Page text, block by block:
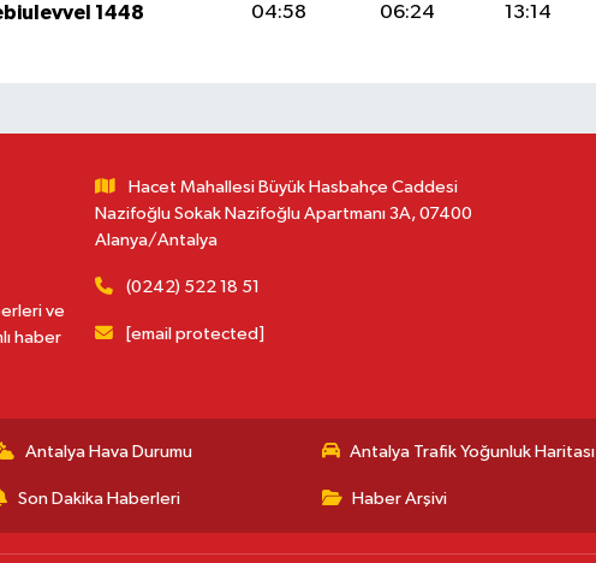
1448 04:58 06:24 13:14
ve
haber
Hacet Mahallesi Büyük Hasbahçe Caddesi
Nazifoğlu Sokak Nazifoğlu Apartmanı 3A, 07400
Alanya/Antalya
(0242) 522 18 51
[email protected]
Antalya Hava Durumu Antalya Trafik Yoğunluk Haritası
Son Dakika Haberleri Haber Arşivi